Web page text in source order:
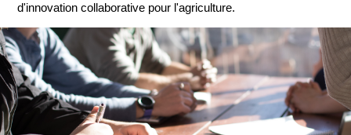
d'innovation collaborative pour l'agriculture.